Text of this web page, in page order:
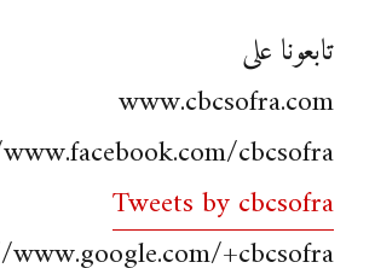
تابعونا على
www.cbcsofra.com
cbcsofra
Tweets by cbcsofra
+cbcsofra